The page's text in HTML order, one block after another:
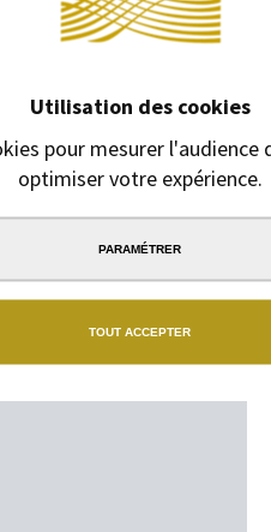
Utilisation des cookies
pour mesurer
optimiser votre expérience.
PARAMÉTRER
TOUT ACCEPTER
9,00 €